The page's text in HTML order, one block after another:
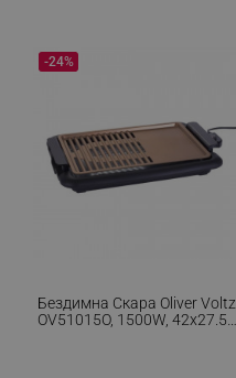
Бездимна Скара Oliver Voltz
OV51015O, 1500W, 42x27.5
-24%